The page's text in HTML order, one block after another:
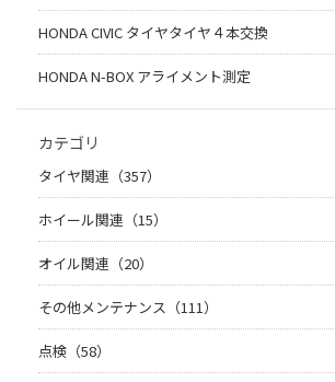
HONDA CIVIC タイヤタイヤ４本交換
HONDA N-BOX アライメント測定
カテゴリ
タイヤ関連（357）
ホイール関連（15）
オイル関連（20）
その他メンテナンス（111）
点検（58）